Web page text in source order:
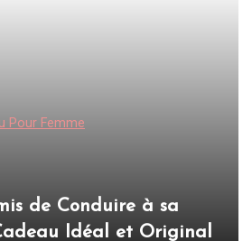
Pour Femme
de Conduire à sa
Idéal et Original